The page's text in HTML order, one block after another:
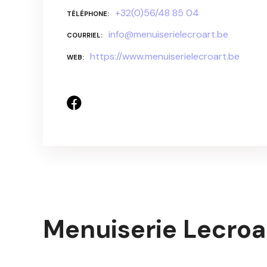
TÉLÉPHONE +32(0)56/48 85 04
COURRIEL info@menuiserielecroart.be
WEB https://www.menuiserielecroart.be
Menuiserie